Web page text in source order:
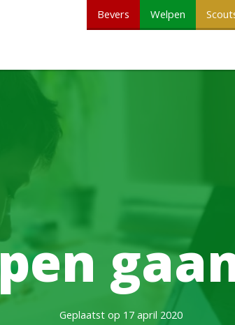
Bevers Welpen
Geplaatst op 17 april 2020